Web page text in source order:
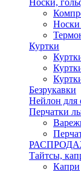
Носки,
Носки
Куртки
Безрукавки
Нейлон для
Перчатки
Тайтсы,
Капри